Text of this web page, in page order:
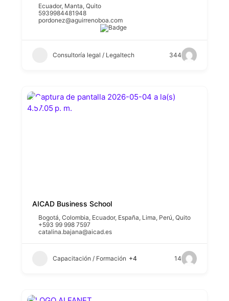
Ecuador, Manta,Quito
5939984481948
pordonez@aguirrenoboa.com
Consultoría legal / Legaltech 344
AICAD Business School
Bogotá,Colombia, Ecuador, España, Lima, Perú,Quito
+593 99 998 7597
catalina.bajana@aicad.es
Capacitación / Formación +4 14